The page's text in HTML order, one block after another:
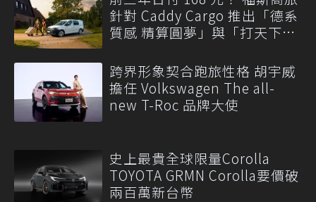
針對 Caddy Cargo 推出「德系
質感 精算圓夢」與「打天下」
跨界形象契合跑旅性格 胡宇威
擔任 Volkswagen The all-
new T-Roc 品牌大使
史上最貴全球限量Corolla
TOYOTA GRMN Corolla要價破
兩百萬新台幣